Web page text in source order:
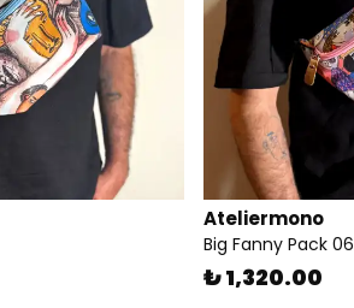
Ateliermono
Big Fanny Pack 06
₺ 1,320.00